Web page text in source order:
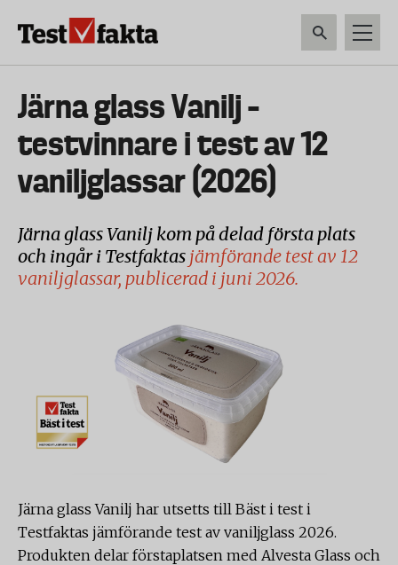
Huvudmeny
ny
Järna glass Vanilj –
testvinnare i test av 12
vaniljglassar (2026)
Järna glass Vanilj kom på delad första plats
och ingår i Testfaktas jämförande test av 12
vaniljglassar, publicerad i juni 2026.
Järna glass Vanilj har utsetts till Bäst i test i
Testfaktas jämförande test av vaniljglass 2026.
Produkten delar förstaplatsen med Alvesta Glass och